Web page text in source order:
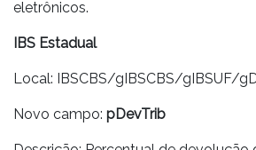
eletrônicos.
IBS Estadual
Local: IBSCBS/gIBSCBS/gIBSUF/
Novo campo: pDevTrib